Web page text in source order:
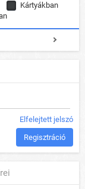
Kártyákban
Elfelejtett jelszó
Regisztráció